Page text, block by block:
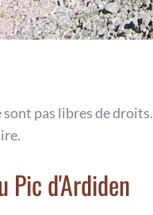
pas libres de
Pic d'Ardiden